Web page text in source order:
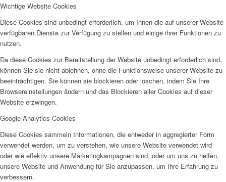
SPFH
Wichtige Website Cookies
Diese Cookies sind unbedingt erforderlich, um Ihnen die auf unserer Website
verfügbaren Dienste zur Verfügung zu stellen und einige ihrer Funktionen zu
nutzen.
Da diese Cookies zur Bereitstellung der Website unbedingt erforderlich sind,
können Sie sie nicht ablehnen, ohne die Funktionsweise unserer Website zu
beeinträchtigen. Sie können sie blockieren oder löschen, indem Sie Ihre
Browsereinstellungen ändern und das Blockieren aller Cookies auf dieser
Website erzwingen.
Google Analytics-Cookies
Diese Cookies sammeln Informationen, die entweder in aggregierter Form
verwendet werden, um zu verstehen, wie unsere Website verwendet wird
oder wie effektiv unsere Marketingkampagnen sind, oder um uns zu helfen,
unsere Website und Anwendung für Sie anzupassen, um Ihre Erfahrung zu
verbessern.